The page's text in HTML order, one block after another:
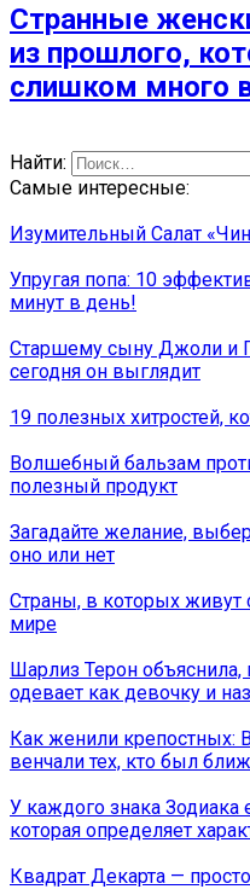
Странные
из прошлого,
слишком много
Найти:
Самые интересные:
Изумительный Салат
Упругая попа: 10
минут в день!
Старшему сыну Джоли и
сегодня он выглядит
19 полезных хитростей,
Волшебный бальзам
полезный продукт
Загадайте желание,
оно или нет
Страны, в которых
мире
Шарлиз Терон
одевает как девочку и
Как женили крепостных:
венчали тех, кто был
У каждого знака Зодиака
которая определяет
Квадрат Декарта —